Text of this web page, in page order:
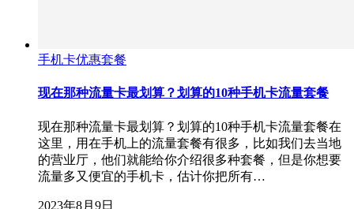
手机卡优惠套餐
现在那种流量卡最划算？划算的10种手机卡流量套餐
现在那种流量卡最划算？划算的10种手机卡流量套餐在
这里，用在手机上的流量套餐有很多，比如我们去当地
的营业厅，他们就能给你介绍很多种套餐，但是你想要
流量多又便宜的手机卡，估计你把所有…
2023年8月9日